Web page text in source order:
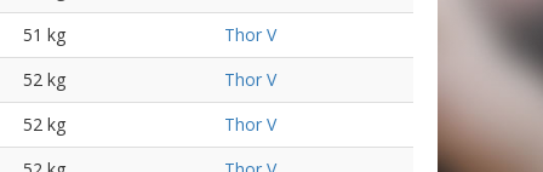
51 kg
Thor V
52 kg
Thor V
52 kg
Thor V